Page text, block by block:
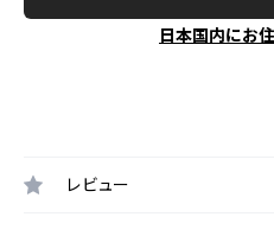
日本国内にお
レビュー